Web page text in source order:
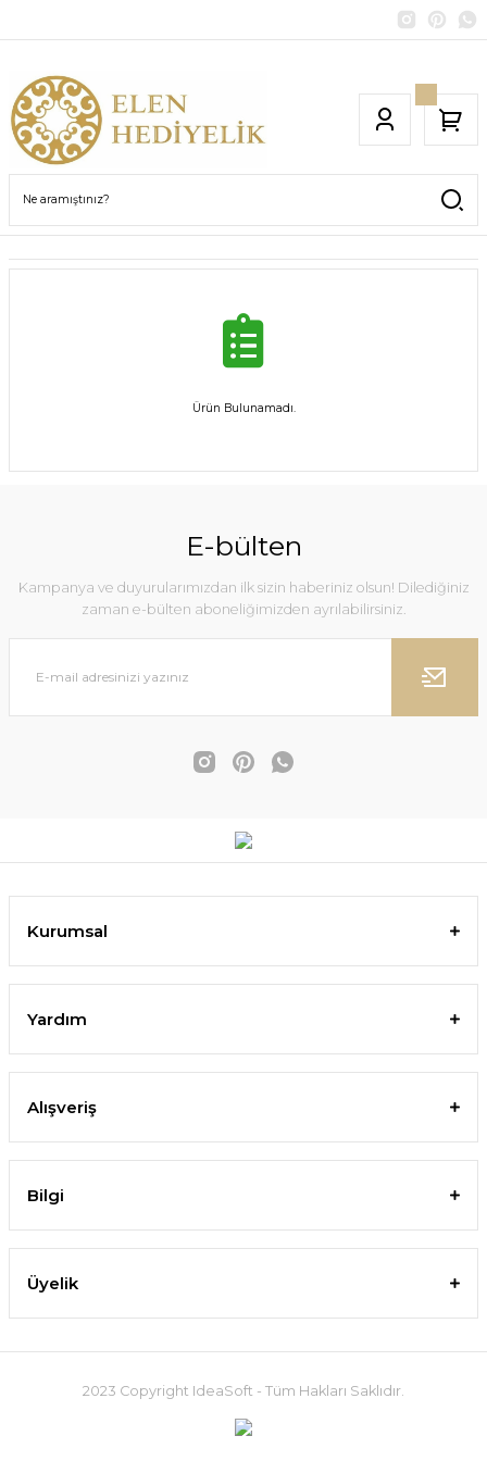
Ürün Bulunamadı.
E-bülten
Kampanya ve duyurularımızdan ilk sizin haberiniz olsun! Dilediğiniz
zaman e-bülten aboneliğimizden ayrılabilirsiniz.
Kurumsal
Yardım
Alışveriş
Bilgi
Üyelik
2023 Copyright IdeaSoft - Tüm Hakları Saklıdır.